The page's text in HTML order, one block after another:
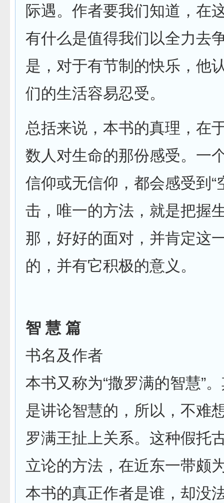
际遇。作者要我们知道，在
有什么是值得我们以全力去
是，对于有节制的快乐，他
们的生活容易忍受。
总括来说，本书的真理，在
数人对生命的那份感受。一
信仰或无信仰，都会感受到“
击，唯一的方法，就是把握
那，好好的面对，并肯定这
的，并有它积极的意义。
智 慧 篇
书名及作者
本书又称为“撒罗满的智慧”
是讲论智慧的，所以，不难
罗满王扯上关系。这种假托
立论的方法，在近东一带颇
本书的真正作者是谁，却没